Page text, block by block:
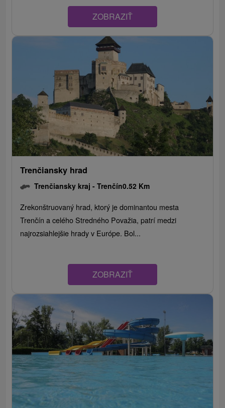
ZOBRAZIŤ
Trenčiansky hrad
Trenčiansky kraj -Trenčín0.52 Km
Zrekonštruovaný hrad, ktorý je dominantou mesta
Trenčín a celého Stredného Považia, patrí medzi
najrozsiahlejšie hrady v Európe. Bol...
ZOBRAZIŤ